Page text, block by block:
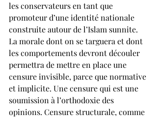
les conservateurs en tant que
promoteur d’une identité nationale
construite autour de l’Islam sunnite.
La morale dont on se targuera et dont
les comportements devront découler
permettra de mettre en place une
censure invisible, parce que normative
et implicite. Une censure qui est une
soumission à l’orthodoxie des
opinions. Censure structurale, comme